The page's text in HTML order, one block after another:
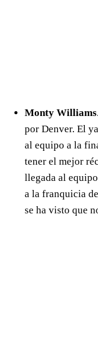
Monty Williams
por Denver. El
al equipo a la
tener el mejor
llegada al
a la franquicia
se ha visto que